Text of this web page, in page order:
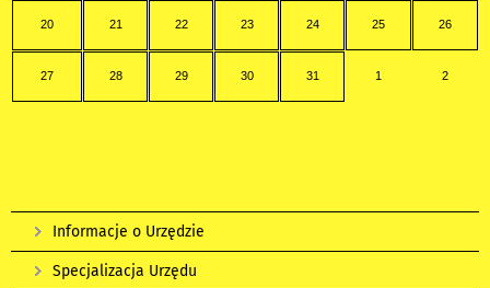
20 21 22 23 24 25 26
27 28 29 30 31 1 2
Informacje o Urzędzie
Specjalizacja Urzędu